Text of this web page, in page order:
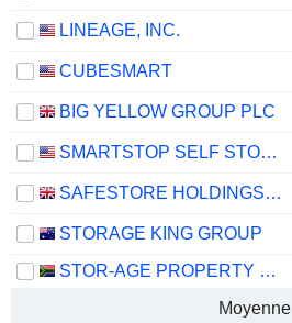
LINEAGE, INC.
CUBESMART
BIG YELLOW GROUP PLC
SMARTSTOP SELF STORAGE REIT, INC.
SAFESTORE HOLDINGS PLC
STORAGE KING GROUP
STOR-AGE PROPERTY REIT LIMITED
Moyenne